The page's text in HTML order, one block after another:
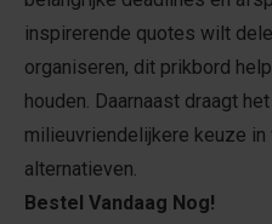
inspirerende quotes wilt
organiseren, dit prikbord
houden. Daarnaast draagt
milieuvriendelijkere keuze
alternatieven.
Bestel Vandaag Nog!